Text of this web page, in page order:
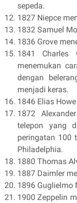
sepeda.
1827 Niepce
1832 Samuel
1836 Grove
1841 Charles
menemukan
dengan
menjadi keras.
1846 Elias
1872
telepon yang
peringatan 100
Philadelphia.
1880 Thomas
1887 Daimler
1896 Guglielmo
1900 Zeppelin